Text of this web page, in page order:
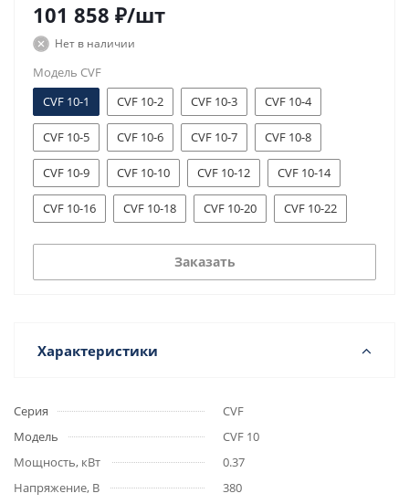
101 858 ₽/шт
Нет в наличии
Модель CVF
CVF 10-1
CVF 10-2 CVF 10-3 CVF 10-4
CVF 10-5 CVF 10-6 CVF 10-7 CVF 10-8
CVF 10-9 CVF 10-10 CVF 10-12 CVF 10-14
CVF 10-16 CVF 10-18 CVF 10-20 CVF 10-22
Заказать
Характеристики
Серия
CVF
Модель
CVF 10
Мощность, кВт
0.37
Напряжение, В
380